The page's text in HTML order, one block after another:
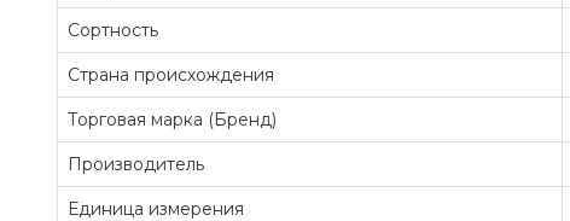
Сортность
Страна происхождения
Торговая марка (Бренд)
Производитель
Единица измерения